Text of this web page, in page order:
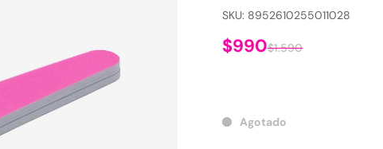
SKU: 8952610255011028
$990$1.590
Agotado